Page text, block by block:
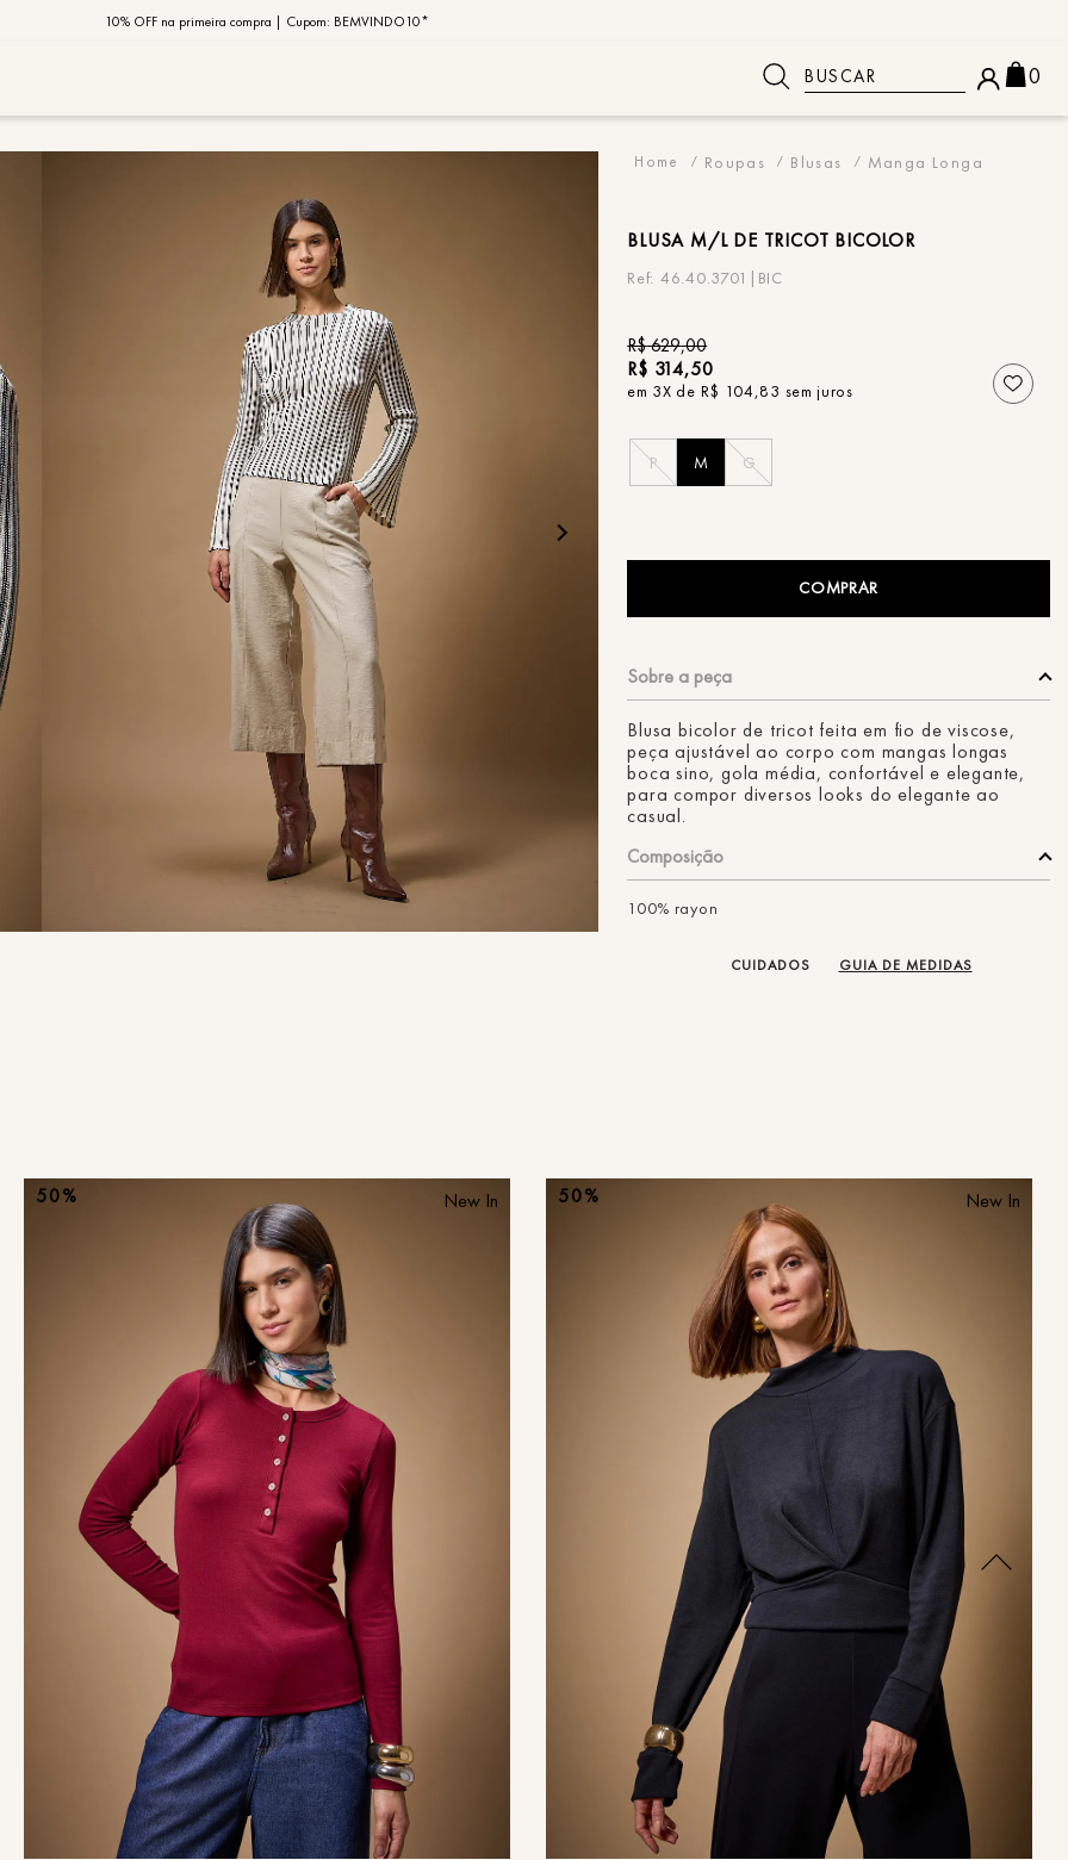
PIX MOB | 5%OFF - Seu look merece!
10% OFF na primeira compra | Cupom: BEMVINDO10*
MOB | Preview Índia
Buscar 0
Roupas Blusas Manga Longa
BLUSA M/L DE TRICOT BICOLOR
46.40.3701|BIC
R$629,00
R$ 314,50
em 3X de R$ 104,83 sem juros
P M G
COMPRAR
Blusa bicolor de tricot feita em fio de viscose,
peça ajustável ao corpo com mangas longas
boca sino, gola média, confortável e elegante,
para compor diversos looks do elegante ao
casual.
Composição
100% rayon
CUIDADOS GUIA DE MEDIDAS
New In
50%
PP P M G GG
COMPRAR
New In
50%
GG
TERMOS MAIS BUSCADOS